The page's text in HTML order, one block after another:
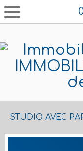
STUDIO AVEC